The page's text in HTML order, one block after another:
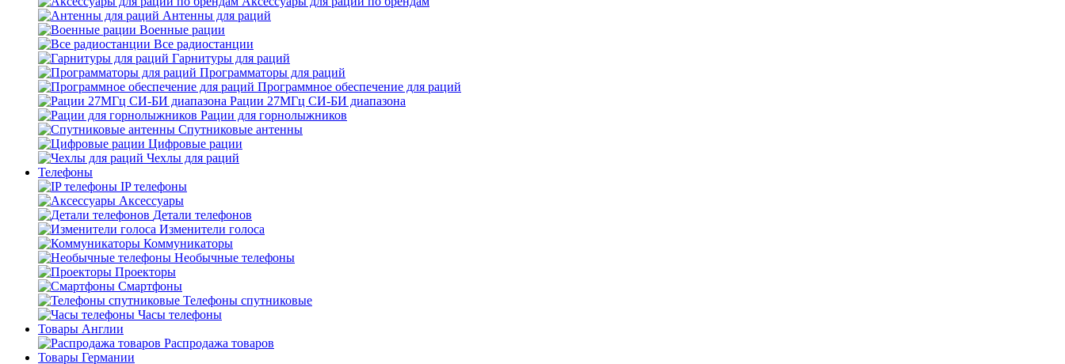
Антенны для раций
Военные рации
Все радиостанции
Гарнитуры для раций
Программаторы для раций
Программное обеспечение для раций
Рации 27МГц СИ-БИ диапазона
Рации для горнолыжников
Спутниковые антенны
Цифровые рации
Чехлы для раций
Телефоны
IP телефоны
Аксессуары
Детали телефонов
Изменители голоса
Коммуникаторы
Необычные телефоны
Проекторы
Смартфоны
Телефоны спутниковые
Часы телефоны
Товары Англии
Распродажа товаров
Товары Германии